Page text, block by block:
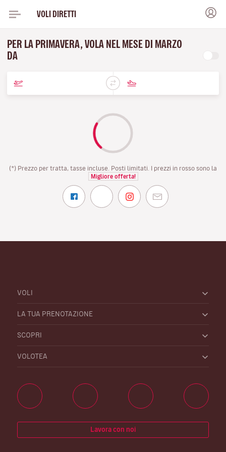
VOLI DIRETTI
PER LA PRIMAVERA, VOLA NEL MESE DI MARZO
DA
(*) Prezzo per tratta, tasse incluse. Posti limitati. I prezzi in rosso sono la
Migliore offerta!
VOLI
LA TUA PRENOTAZIONE
SCOPRI
VOLOTEA
Lavora con noi